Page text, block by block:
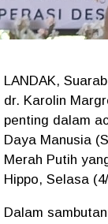
LANDAK,
dr. Karolin
penting dalam
Daya Manusia
Merah Putih
Hippo, Selasa
Dalam